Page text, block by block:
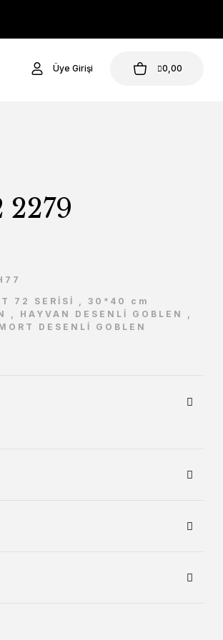
Üye Girişi 0,00
72 SERİSİ , 30*40 cm
, HAYVAN DESENLİ GOBLEN
,
DESENLİ GOBLEN